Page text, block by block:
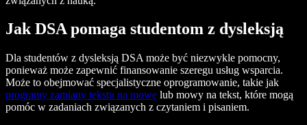
Jak DSA pomaga studentom z dysleksją
Dla studentów z dysleksją DSA może być niezwykle pomocny,
ponieważ może zapewnić finansowanie szeregu usług wsparcia.
Może to obejmować specjalistyczne oprogramowanie, takie jak
programy zamiany tekstu na mowę lub mowy na tekst, które mogą
pomóc w zadaniach związanych z czytaniem i pisaniem.